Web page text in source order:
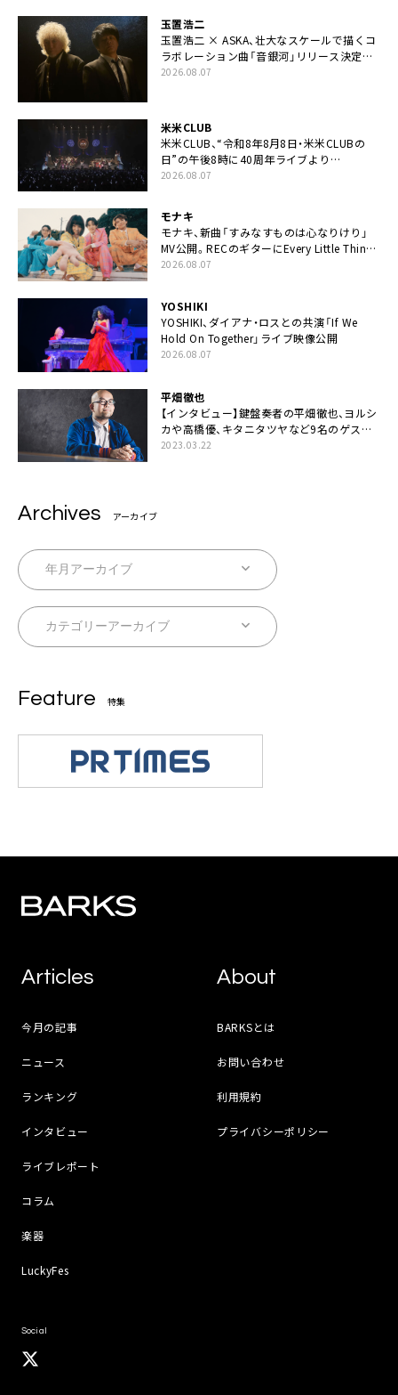
玉置浩二
玉置浩二 × ASKA、壮大なスケールで描くコ
ラボレーション曲「音銀河」リリース決定。
カップリングには新曲「命の宿り」収録も
2026.08.07
米米CLUB
米米CLUB、“令和8年8月8日・米米CLUBの
日”の午後8時に40周年ライブより
「FANtachy medley」を88年限定公開
2026.08.07
モナキ
モナキ、新曲「すみなすものは心なりけり」
MV公開。RECのギターにEvery Little Thing・
伊藤一朗参加も
2026.08.07
YOSHIKI
YOSHIKI、ダイアナ・ロスとの共演「If We
Hold On Together」ライブ映像公開
2026.08.07
平畑徹也
【インタビュー】鍵盤奏者の平畑徹也、ヨルシ
カや高橋優、キタニタツヤなど9名のゲスト
を迎えた初アルバムに音楽人生の総括「自分
2023.03.22
Archives アーカイブ
Feature 特集
Articles
今月の記事
ニュース
ランキング
インタビュー
ライブレポート
コラム
楽器
LuckyFes
About
BARKSとは
お問い合わせ
利用規約
プライバシーポリシー
Social